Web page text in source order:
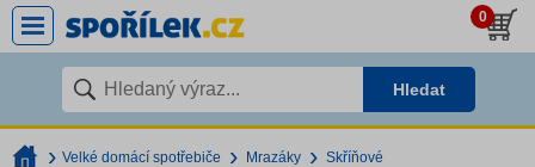
0
Hledat
Velké domácí spotřebiče Mrazáky Skříňové